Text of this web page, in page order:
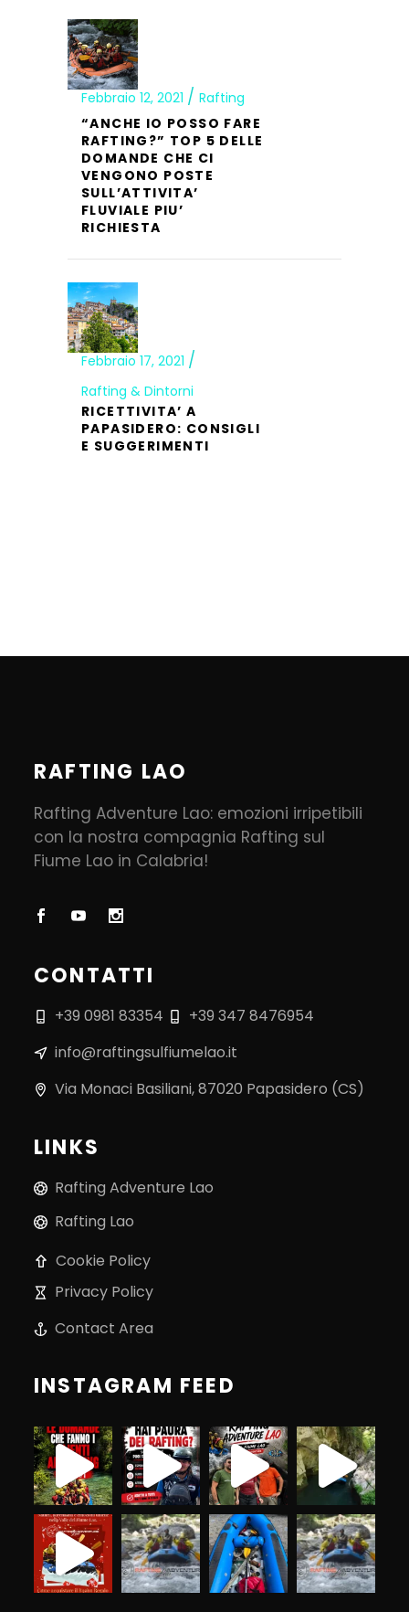
Febbraio 12, 2021
Rafting
“ANCHE IO POSSO FARE
RAFTING?” TOP 5 DELLE
DOMANDE CHE CI
VENGONO POSTE
SULL’ATTIVITA’
FLUVIALE PIU’
RICHIESTA
Febbraio 17, 2021
Rafting & Dintorni
RICETTIVITA’ A
PAPASIDERO: CONSIGLI
E SUGGERIMENTI
RAFTING LAO
Rafting Adventure Lao: emozioni irripetibili
con la nostra compagnia Rafting sul
Fiume Lao in Calabria!
CONTATTI
+39 0981 83354
+39 347 8476954
info@raftingsulfiumelao.it
Via Monaci Basiliani, 87020 Papasidero (CS)
LINKS
Rafting Adventure Lao
Rafting Lao
Cookie Policy
Privacy Policy
Contact Area
INSTAGRAM FEED